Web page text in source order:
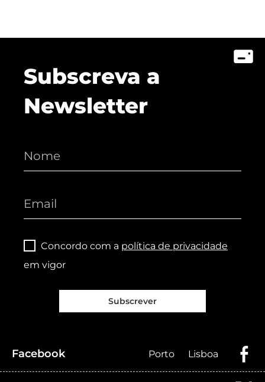
Subscreva a
Newsletter
Concordo com a política de privacidade
em vigor
Subscrever
Facebook Porto Lisboa